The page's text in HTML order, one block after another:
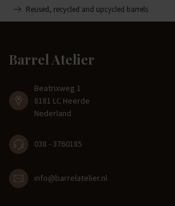
Reused, recycled and upcycled barrels
Barrel Atelier
Beatrixweg 1
8181 LC Heerde
Nederland
038 - 3760185
info@barrelatelier.nl